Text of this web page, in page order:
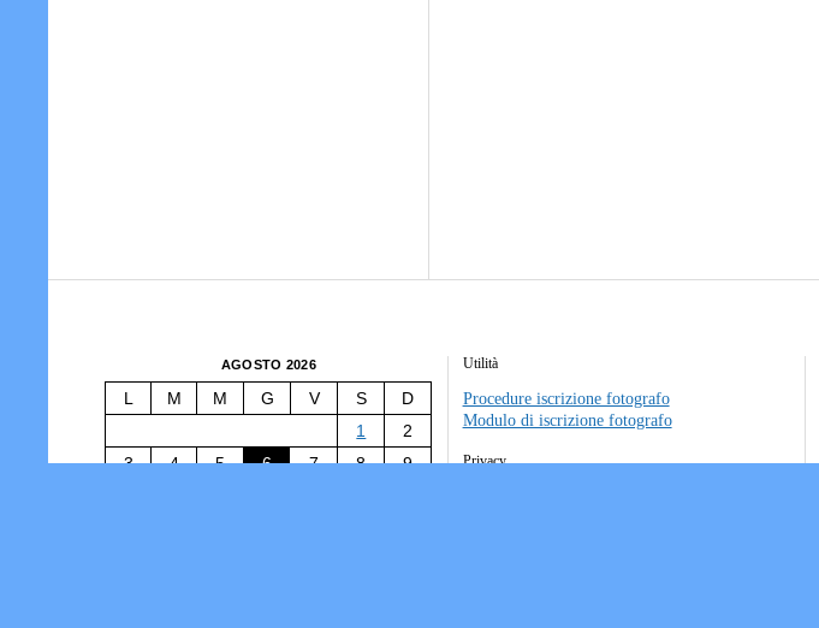
AGOSTO 2026
L M M G V S
D
1
2
3
4 5 6 7 8
9
Utilità
Procedure iscrizione fotografo
Modulo di iscrizione fotografo
Privacy